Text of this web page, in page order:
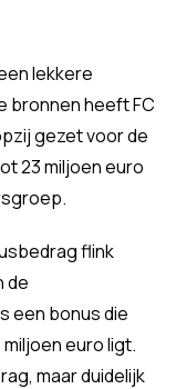
lekkere
bronnen heeft FC
gezet voor de
23 miljoen euro
flink
de
een bonus die
euro ligt.
maar duidelijk